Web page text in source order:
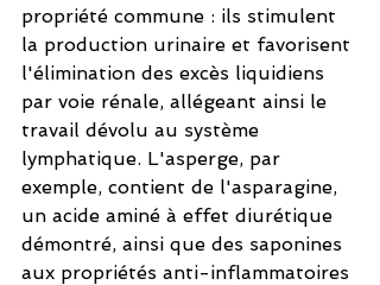
propriété commune : ils stimulent
la production urinaire et favorisent
l'élimination des excès liquidiens
par voie rénale, allégeant ainsi le
travail dévolu au système
lymphatique. L'asperge, par
exemple, contient de l'asparagine,
un acide aminé à effet diurétique
démontré, ainsi que des saponines
aux propriétés anti-inflammatoires